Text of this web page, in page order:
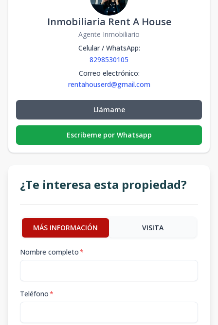
Inmobiliaria Rent A House
Agente Inmobiliario
Celular / WhatsApp:
8298530105
Correo electrónico:
rentahouserd@gmail.com
Llámame
Escribeme por Whatsapp
¿Te interesa esta propiedad?
MÁS INFORMACIÓN VISITA
Nombre completo*
Teléfono*